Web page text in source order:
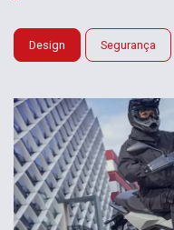
Design Segurança